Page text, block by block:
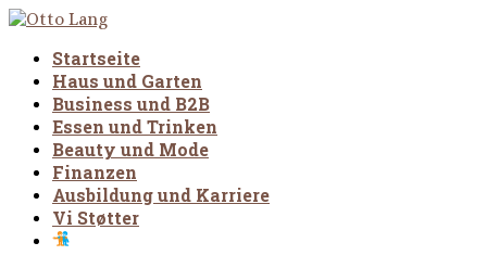
Startseite
Haus und Garten
Business und B2B
Essen und Trinken
Beauty und Mode
Finanzen
Ausbildung und Karriere
Vi Støtter